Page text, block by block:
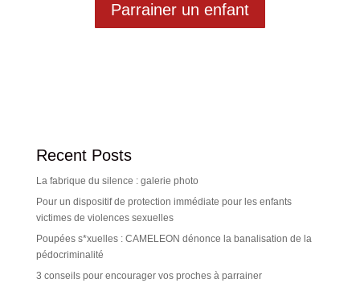
Parrainer un enfant
Recent Posts
La fabrique du silence : galerie photo
Pour un dispositif de protection immédiate pour les enfants
victimes de violences sexuelles
Poupées s*xuelles : CAMELEON dénonce la banalisation de la
pédocriminalité
3 conseils pour encourager vos proches à parrainer